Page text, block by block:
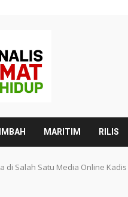
MARITIM RILIS
di Salah Satu Media Online Kadis